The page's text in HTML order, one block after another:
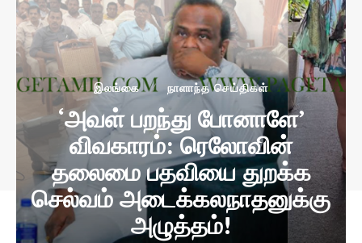
இலங்கை நாளாந்த செய்திகள்
‘அவள் பறந்து போனாளே’
விவகாரம்: ரெலோவின்
தலைமை பதவியை துறக்க
செல்வம் அடைக்கலநாதனுக்கு
அழுத்தம்!